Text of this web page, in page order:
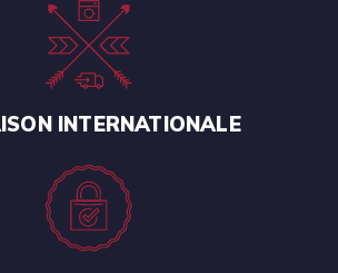
INTERNATIONALE